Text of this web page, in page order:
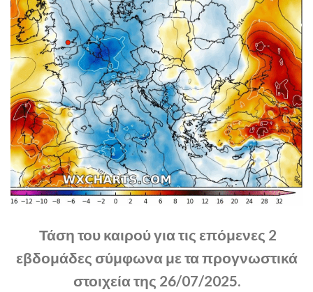
Τάση του καιρού για τις επόμενες 2
εβδομάδες σύμφωνα με τα προγνωστικά
στοιχεία της 26/07/2025.